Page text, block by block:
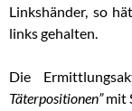
Linkshänder, so
links gehalten.
Die
Täterpositionen”mit